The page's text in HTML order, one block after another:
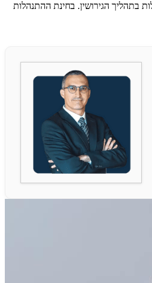
בתהליך הגירושין. בחינת ההתנהלות